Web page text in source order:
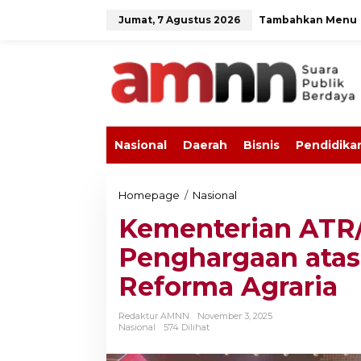
Jumat, 7 Agustus 2026 Tambahkan Menu
Nasional Daerah Bisnis
Homepage / Nasional
m
e
n
t
A
Kementerian
Penghargaan
Reforma Agraria
Redaktur AMNN
November 3, 2025
Nasional
574 Dilihat